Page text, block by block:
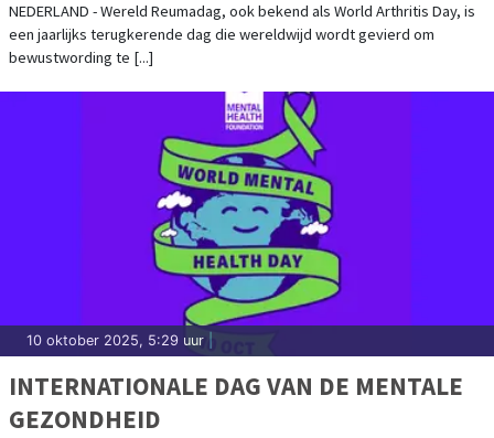
NEDERLAND - Wereld Reumadag, ook bekend als World Arthritis Day, is
een jaarlijks terugkerende dag die wereldwijd wordt gevierd om
bewustwording te [...]
10 oktober 2025, 5:29 uur
INTERNATIONALE DAG VAN DE MENTALE
GEZONDHEID